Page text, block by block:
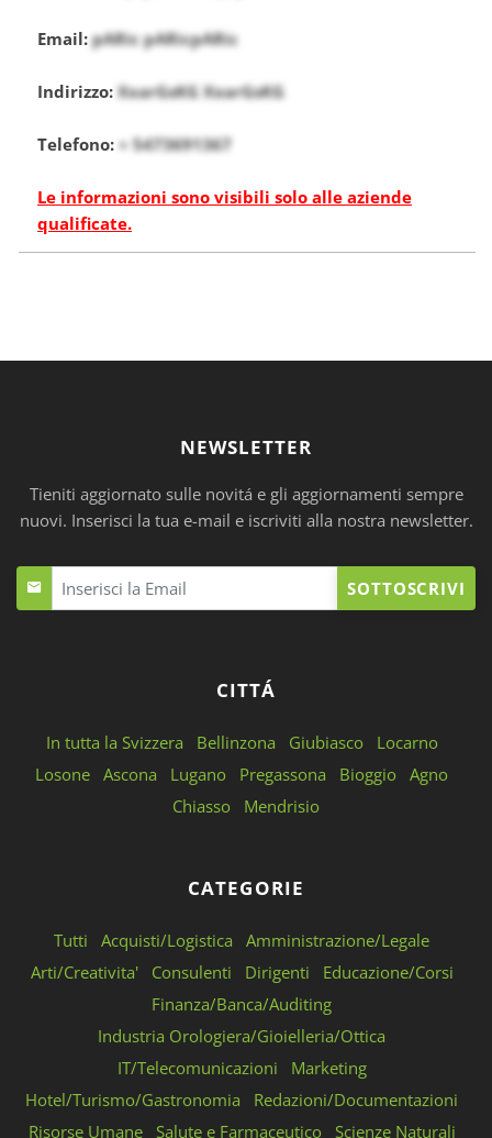
Email:pARic pARicpARic
Indirizzo: XxarGsKG XxarGsKG
Telefono: + 5473691367
Le informazioni sono visibili solo alle aziende
qualificate.
NEWSLETTER
Tieniti aggiornato sulle novitá e gli aggiornamenti sempre
nuovi. Inserisci la tua e-mail e iscriviti alla nostra newsletter.
SOTTOSCRIVI
CITTÁ
In tutta la Svizzera Bellinzona Giubiasco
Locarno
Losone Ascona Lugano Pregassona Bioggio Agno
Chiasso
Mendrisio
CATEGORIE
Tutti Acquisti/Logistica
Amministrazione/Legale
Arti/Creativita'
Consulenti Dirigenti
Educazione/Corsi
Finanza/Banca/Auditing
Industria Orologiera/Gioielleria/Ottica
IT/Telecomunicazioni
Marketing
Hotel/Turismo/Gastronomia
Redazioni/Documentazioni
Risorse Umane
Salute e Farmaceutico Scienze Naturali